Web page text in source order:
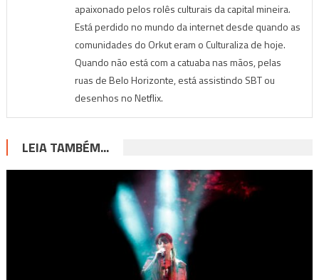
apaixonado pelos rolês culturais da capital mineira.
Está perdido no mundo da internet desde quando as
comunidades do Orkut eram o Culturaliza de hoje.
Quando não está com a catuaba nas mãos, pelas
ruas de Belo Horizonte, está assistindo SBT ou
desenhos no Netflix.
LEIA TAMBÉM...